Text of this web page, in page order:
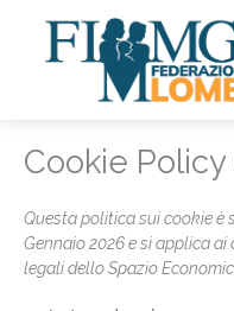
contenuto
Cookie Policy
Questa politica sui cookie
Gennaio 2026 e si applica
legali dello Spazio